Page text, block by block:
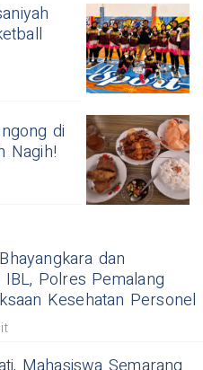
di
Nagih!
dan
Polres Pemalang
Kesehatan Personel